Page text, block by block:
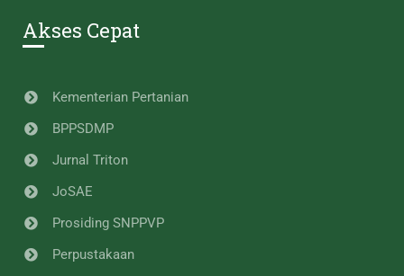
Akses Cepat
Kementerian Pertanian
BPPSDMP
Jurnal Triton
JoSAE
Prosiding SNPPVP
Perpustakaan